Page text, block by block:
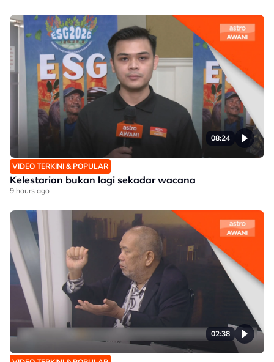
08:24
VIDEO TERKINI & POPULAR
Kelestarian bukan lagi sekadar wacana
9 hours ago
02:38